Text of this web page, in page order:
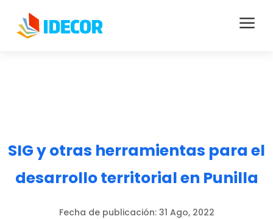
a
SIG y otras herramientas para el
desarrollo territorial en Punilla
Fecha de publicación: 31 Ago, 2022